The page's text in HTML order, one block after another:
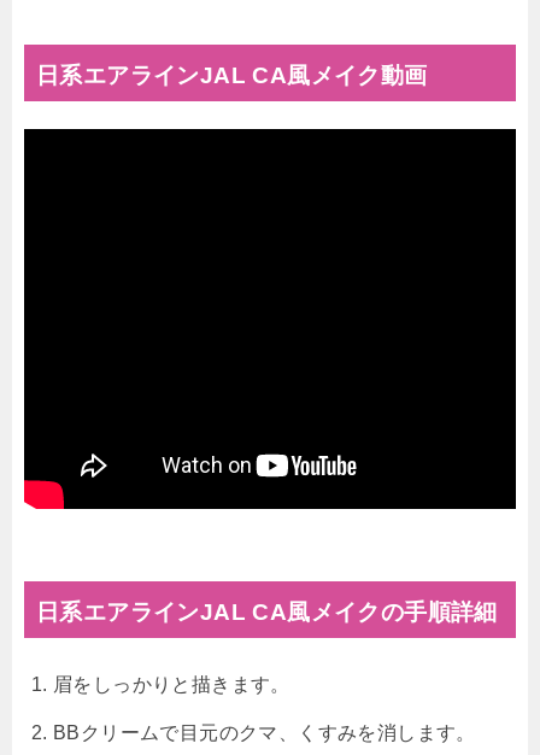
日系エアラインJAL CA風メイク動画
日系エアラインJAL CA風メイクの手順詳細
眉をしっかりと描きます。
BBクリームで目元のクマ、くすみを消します。